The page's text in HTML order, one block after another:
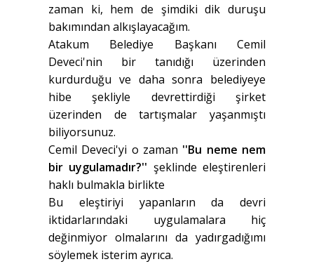
zaman ki, hem de şimdiki dik duruşu
bakımından alkışlayacağım.
Atakum Belediye Başkanı Cemil
Deveci'nin bir tanıdığı üzerinden
kurdurduğu ve daha sonra belediyeye
hibe şekliyle devrettirdiği şirket
üzerinden de tartışmalar yaşanmıştı
biliyorsunuz.
Cemil Deveci'yi o zaman ''Bu neme nem
bir uygulamadır?'' şeklinde eleştirenleri
haklı bulmakla birlikte
Bu eleştiriyi yapanların da devri
iktidarlarındaki uygulamalara hiç
değinmiyor olmalarını da yadırgadığımı
söylemek isterim ayrıca.